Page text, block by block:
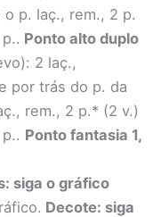
p. laç., rem., 2 p.
Ponto alto duplo
2 laç.,
por trás do p. da
rem., 2 p.* (2 v.)
Ponto fantasia 1,
siga o gráfico
Decote: siga